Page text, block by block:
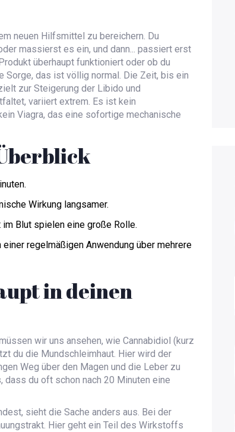
neuen Hilfsmittel zu bereichern. Du
massierst es ein, und dann... passiert erst
überhaupt funktioniert oder ob du
Sorge, das ist völlig normal. Die Zeit, bis ein
zur Steigerung der Libido und
variiert extrem. Es ist kein
Viagra, das eine sofortige mechanische
Wirkung langsamer.
Blut spielen eine große Rolle.
regelmäßigen Anwendung über mehrere
in deinen
wir uns ansehen, wie Cannabidiol (kurz
du die Mundschleimhaut. Hier wird der
Weg über den Magen und die Leber zu
du oft schon nach 20 Minuten eine
sieht die Sache anders aus. Bei der
Hier geht ein Teil des Wirkstoffs